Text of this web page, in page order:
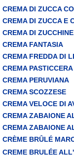
CREMA DI ZUCCA
CREMA DI ZUCCA E
CREMA DI ZUCCHINE
CREMA FANTASIA
CREMA FREDDA DI
CREMA PASTICCERA
CREMA PERUVIANA
CREMA SCOZZESE
CREMA VELOCE DI
CREMA ZABAIONE
CREMA ZABAIONE
CRÈME BRÛLÉ
CREME BRULÉE